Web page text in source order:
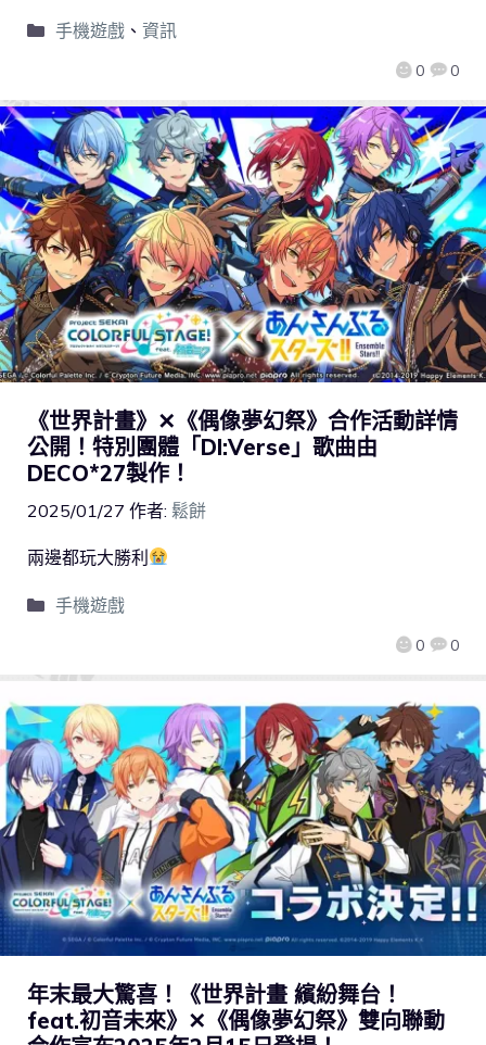
0 0
手機遊戲、 資訊
《世界計畫》✕《偶像夢幻祭》合作活動詳情
公開！特別團體「DI:Verse」歌曲由
DECO*27製作！
2025/01/27 作者: 鬆餅
0 0
兩邊都玩大勝利
手機遊戲
年末最大驚喜！《世界計畫 繽紛舞台！
feat.初音未來》✕《偶像夢幻祭》雙向聯動